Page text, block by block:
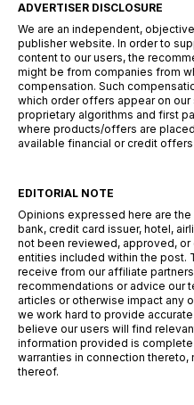
ADVERTISER DISCLOSURE
We are an independent,
publisher website. In order to
content to our users, the
might be from companies from
compensation. Such
which order offers appear on
proprietary algorithms and first
where products/offers are
available financial or credit
EDITORIAL NOTE
Opinions expressed here are
bank, credit card issuer, hotel,
not been reviewed, approved,
entities included within the post.
receive from our affiliate
recommendations or advice our
articles or otherwise impact any
we work hard to provide
believe our users will find
information provided is
warranties in connection
thereof.